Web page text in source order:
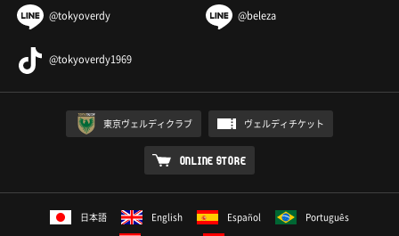
@tokyoverdy @beleza
@tokyoverdy1969
東京ヴェルディクラブ ヴェルディチケット
ONLINE STORE
日本語 English Español
Português